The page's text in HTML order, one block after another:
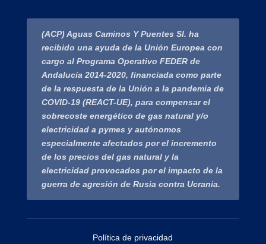
(ACP) Aguas Caminos Y Puentes Sl. ha
recibido una ayuda de la Unión Europea con
cargo al Programa Operativo FEDER de
Andalucía 2014-2020, financiada como parte
de la respuesta de la Unión a la pandemia de
COVID-19 (REACT-UE), para compensar el
sobrecoste energético de gas natural y/o
electricidad a pymes y autónomos
especialmente afectados por el incremento
de los precios del gas natural y la
electricidad provocados por el impacto de la
guerra de agresión de Rusia contra Ucrania.
Política de privacidad